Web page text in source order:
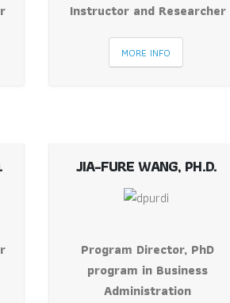
Instructor and Researcher
MORE INFO
JIA-FURE WANG, PH.D.
Program Director, PhD
program in Business
Administration